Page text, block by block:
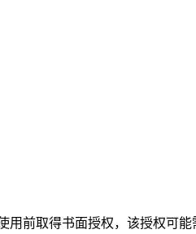
前取得书面授权，该授权可能